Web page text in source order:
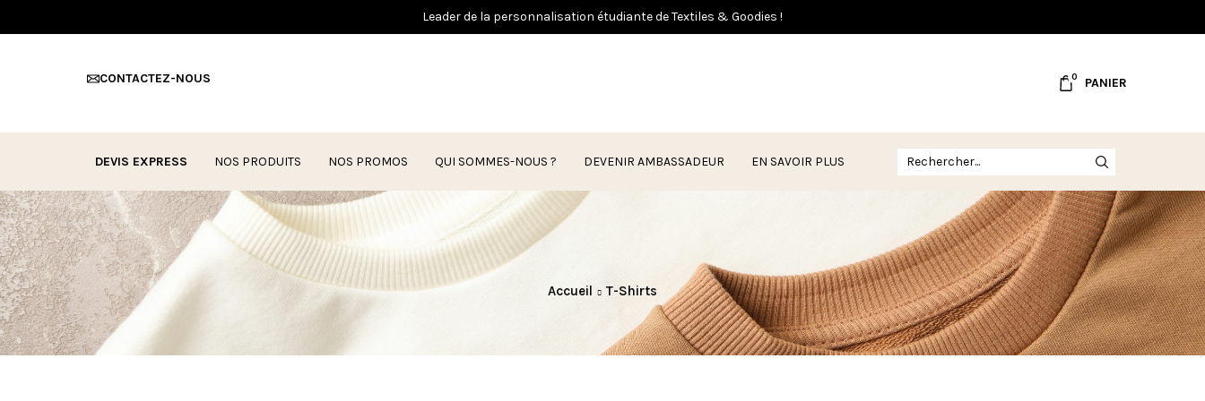
Leader de la personnalisation étudiante de Textiles & Goodies !
CONTACTEZ-NOUS 0 PANIER
DEVIS EXPRESS NOS PRODUITS NOS PROMOS QUI SOMMES-NOUS ? DEVENIR AMBASSADEUR EN SAVOIR PLUS
INPUT
Accueil T-Shirts